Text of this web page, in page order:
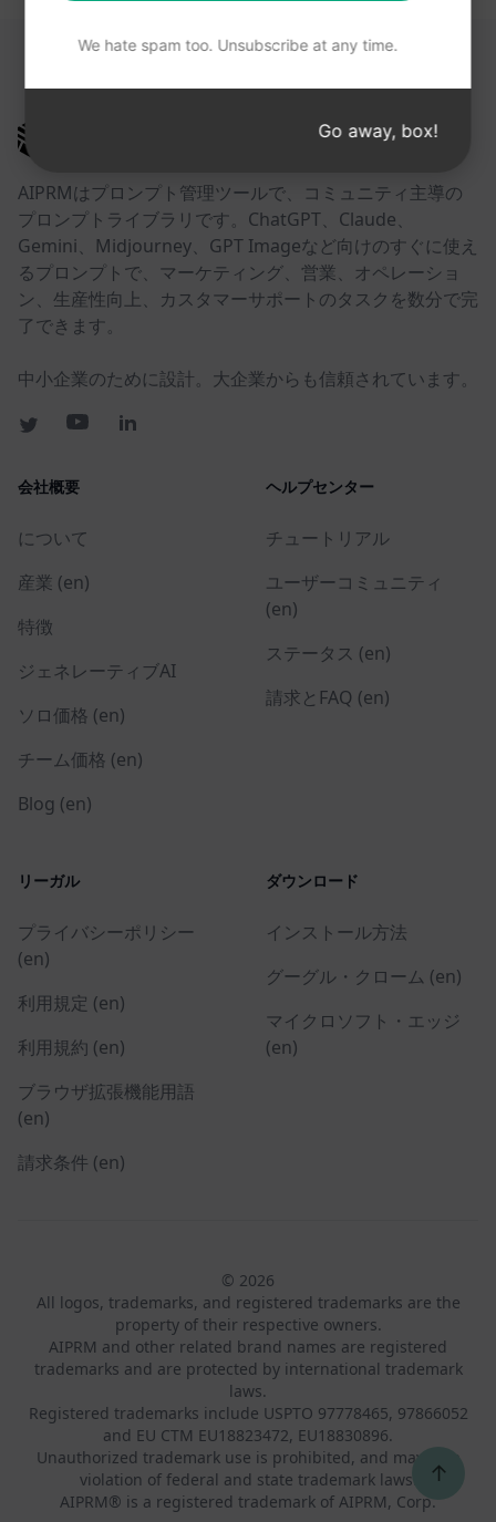
AIPRMはプロンプト管理ツールで、コミュニティ主導の
プロンプトライブラリです。ChatGPT、Claude、
Gemini、Midjourney、GPT Imageなど向けのすぐに使え
るプロンプトで、マーケティング、営業、オペレーショ
ン、生産性向上、カスタマーサポートのタスクを数分で完
了できます。
中小企業のために設計。大企業からも信頼されています。
会社概要
について
産業 (en)
特徴
ジェネレーティブAI
ソロ価格 (en)
チーム価格 (en)
Blog (en)
ヘルプセンター
チュートリアル
ユーザーコミュニティ
(en)
ステータス (en)
請求とFAQ (en)
リーガル
プライバシーポリシー
(en)
利用規定 (en)
利用規約 (en)
ブラウザ拡張機能用語
(en)
請求条件 (en)
ダウンロード
インストール方法
グーグル・クローム (en)
マイクロソフト・エッジ
(en)
© 2026
All logos, trademarks, and registered trademarks are the
property of their respective owners.
AIPRM and other related brand names are registered
trademarks and are protected by international trademark
laws.
Registered trademarks include USPTO 97778465, 97866052
and EU CTM EU18823472, EU18830896.
Unauthorized trademark use is prohibited, and may be a
violation of federal and state trademark laws.
AIPRM® is a registered trademark of AIPRM, Corp.
↑
We hate spam too. Unsubscribe at any time.
Go away, box!